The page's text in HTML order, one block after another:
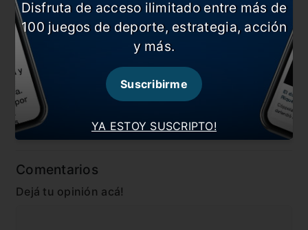
En esta nota:
#Argentina #Copa America
#Internacional
#Noticia #Tabárez
#Uruguay
Comentarios
Dejá tu opinión acá!
YA ESTOY SUSCRIPTO!
Disfruta de acceso ilimitado entre más de
100 juegos de deporte, estrategia, acción
y más.
Suscribirme